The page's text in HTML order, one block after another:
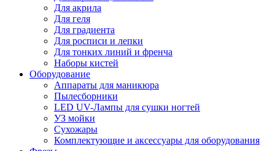
Для акрила
Для геля
Для градиента
Для росписи и лепки
Для тонких линий и френча
Наборы кистей
Оборудование
Аппараты для маникюра
Пылесборники
LED UV-Лампы для сушки ногтей
УЗ мойки
Сухожары
Комплектующие и аксессуары для оборудования